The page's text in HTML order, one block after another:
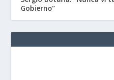
Gobierno”